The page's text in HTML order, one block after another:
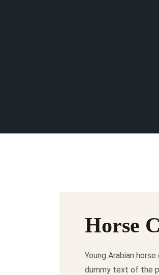
Horse
Young Arabian
dummy text of the